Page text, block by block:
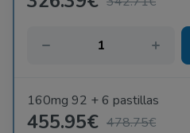
160mg 92 + 6 pastillas
455.95€ 478.75€